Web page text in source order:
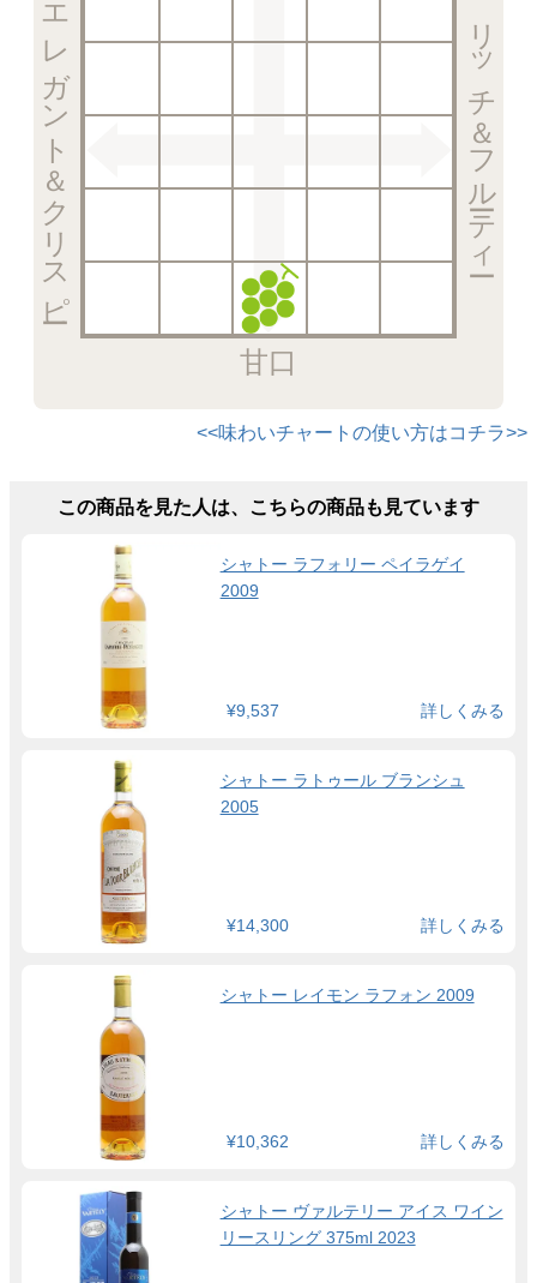
リッチ＆フルーティー
甘口
エレガント＆クリスピー
<<味わいチャートの使い方はコチラ>>
この商品を見た人は、こちらの商品も見ています
シャトー ラフォリー ペイラゲイ
2009
¥9,537 詳しくみる
シャトー ラトゥール ブランシュ
2005
¥14,300 詳しくみる
シャトー レイモン ラフォン 2009
¥10,362 詳しくみる
シャトー ヴァルテリー アイス ワイン
リースリング 375ml 2023